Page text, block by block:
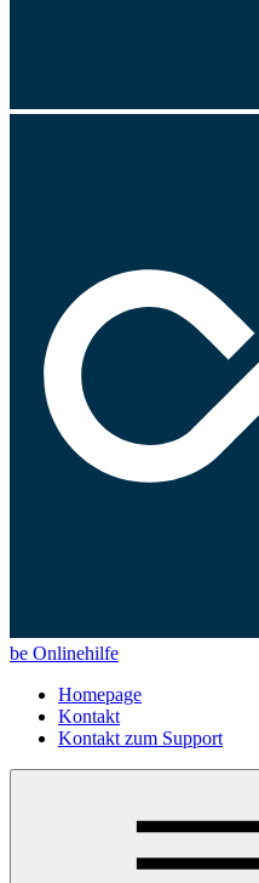
be Onlinehilfe
Homepage
Kontakt
Kontakt zum Support